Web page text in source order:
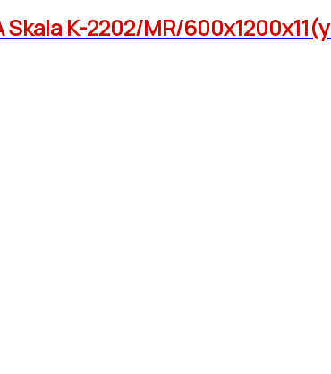
Skala K-2202/MR/